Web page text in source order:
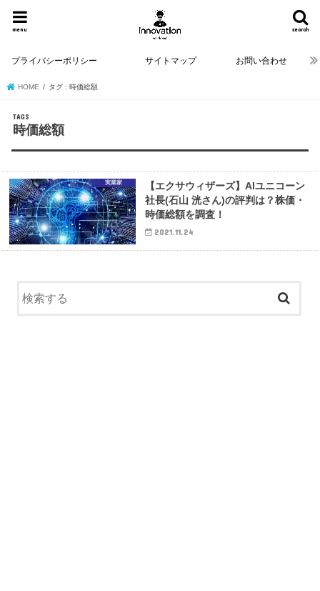
search
menu
プライバシーポリシー サイトマップ お問い合わせ
HOME タグ : 時価総額
時価総額
実業家
【エクサウィザーズ】AIユニコーン
社長(石山 洸さん)の評判は？株価・
時価総額を調査！
2021.11.24